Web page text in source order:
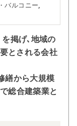
バルコニー,
掲げ､地域の
とされる会社
繕から大規模
総合建築業と